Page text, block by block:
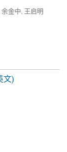
余金中, 王启明
文)